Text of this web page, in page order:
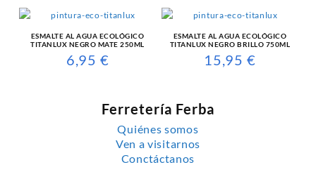
ESMALTE AL AGUA ECOLÓGICO
TITANLUX NEGRO MATE 250ML
6,95 €
ESMALTE AL AGUA ECOLÓGICO
TITANLUX NEGRO BRILLO 750ML
15,95 €
Ferretería Ferba
Quiénes somos
Ven a visitarnos
Conctáctanos